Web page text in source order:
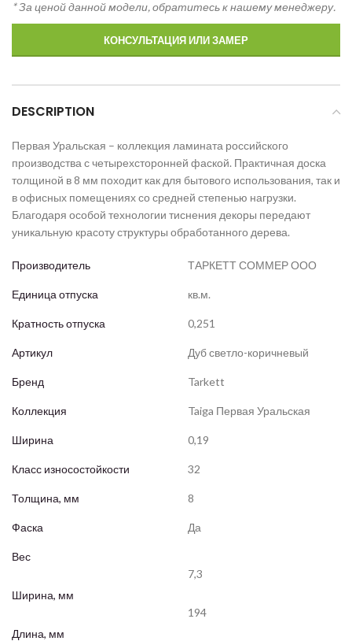
* За ценой данной модели, обратитесь к нашему менеджеру.
КОНСУЛЬТАЦИЯ ИЛИ ЗАМЕР
DESCRIPTION
Первая Уральская – коллекция ламината российского
производства с четырехсторонней фаской. Практичная доска
толщиной в 8 мм походит как для бытового использования, так и
в офисных помещениях со средней степенью нагрузки.
Благодаря особой технологии тиснения декоры передают
уникальную красоту структуры обработанного дерева.
Производитель ТАРКЕТТ СОММЕР ООО
Единица отпуска кв.м.
Кратность отпуска 0,251
Артикул Дуб светло-коричневый
Бренд Tarkett
Коллекция Taiga Первая Уральская
Ширина 0,19
Класс износостойкости 32
Толщина, мм 8
Фаска Да
Вес
7,3
Ширина, мм
194
Длина, мм